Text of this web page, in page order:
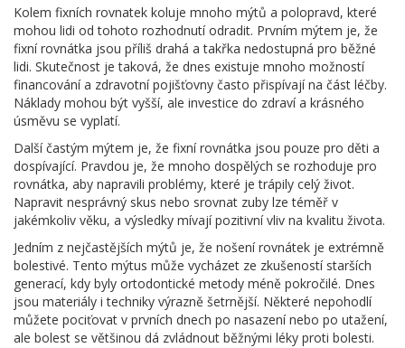
Kolem fixních rovnatek koluje mnoho mýtů a polopravd, které
mohou lidi od tohoto rozhodnutí odradit. Prvním mýtem je, že
fixní rovnátka jsou příliš drahá a takřka nedostupná pro běžné
lidi. Skutečnost je taková, že dnes existuje mnoho možností
financování a zdravotní pojišťovny často přispívají na část léčby.
Náklady mohou být vyšší, ale investice do zdraví a krásného
úsměvu se vyplatí.
Další častým mýtem je, že fixní rovnátka jsou pouze pro děti a
dospívající. Pravdou je, že mnoho dospělých se rozhoduje pro
rovnátka, aby napravili problémy, které je trápily celý život.
Napravit nesprávný skus nebo srovnat zuby lze téměř v
jakémkoliv věku, a výsledky mívají pozitivní vliv na kvalitu života.
Jedním z nejčastějších mýtů je, že nošení rovnátek je extrémně
bolestivé. Tento mýtus může vycházet ze zkušeností starších
generací, kdy byly ortodontické metody méně pokročilé. Dnes
jsou materiály i techniky výrazně šetrnější. Některé nepohodlí
můžete pociťovat v prvních dnech po nasazení nebo po utažení,
ale bolest se většinou dá zvládnout běžnými léky proti bolesti.